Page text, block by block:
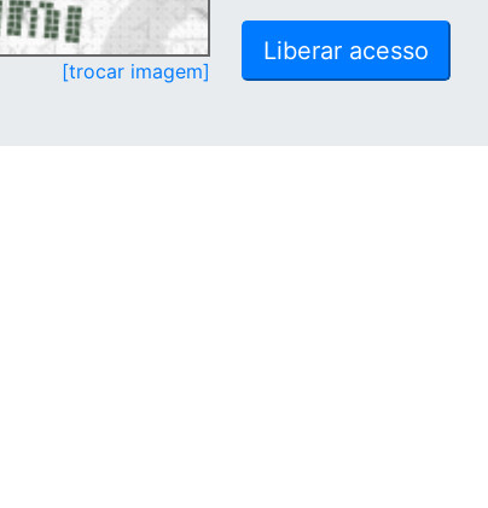
[trocar imagem]